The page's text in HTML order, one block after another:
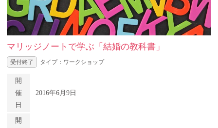
マリッジノートで学ぶ「結婚の教科書」
受付終了 タイプ：ワークショップ
開
催
日
2016年6月9日
開